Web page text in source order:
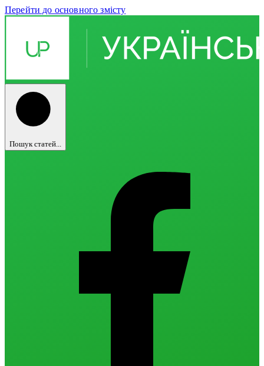
Перейти до основного змісту
Пошук статей...